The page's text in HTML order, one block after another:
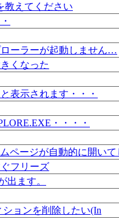
教えてください
ーラーが起動しません…
くなった
表示されます・・・
・・・・
ページが自動的に開いて
フリーズ
出ます。
ョンを削除したい(In